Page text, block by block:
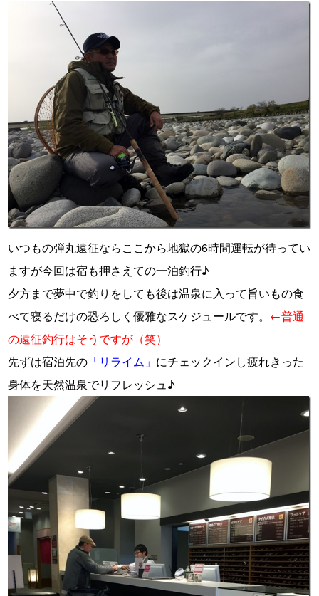
いつもの弾丸遠征ならここから地獄の6時間運転が待ってい
ますが今回は宿も押さえての一泊釣行♪
夕方まで夢中で釣りをしても後は温泉に入って旨いもの食
べて寝るだけの恐ろしく優雅なスケジュールです。 ←普通
の遠征釣行はそうですが（笑）
先ずは宿泊先の 「リライム」 にチェックインし疲れきった
身体を天然温泉でリフレッシュ♪